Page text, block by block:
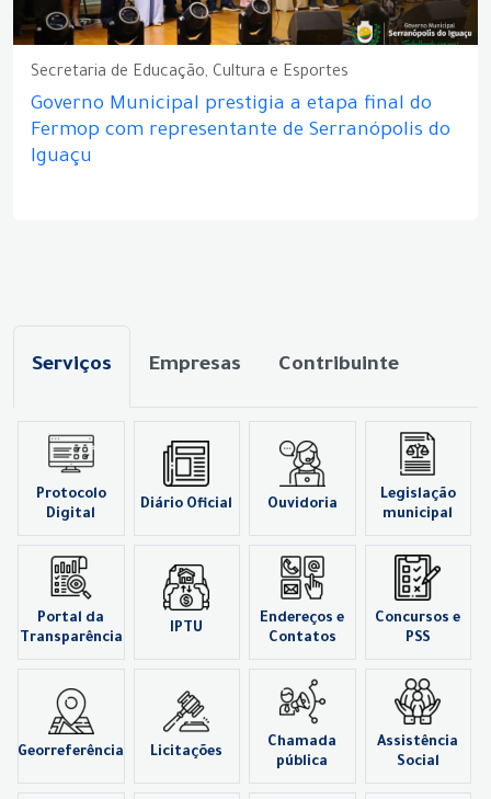
Secretaria de Educação, Cultura e Esportes
Governo Municipal prestigia a etapa final do
Fermop com representante de Serranópolis do
Iguaçu
Serviços Empresas Contribuinte
Protocolo
Digital
Diário Oficial Ouvidoria
Legislação
municipal
Portal da
Transparência
IPTU
Endereços e
Contatos
Concursos e
PSS
Georreferência Licitações
Chamada
pública
Assistência
Social